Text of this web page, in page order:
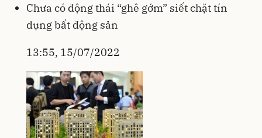
Chưa có động thái “ghê gớm” siết chặt tín
dụng bất động sản
13:55, 15/07/2022